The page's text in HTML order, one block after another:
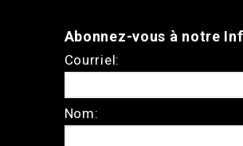
Abonnez-vous à notre
Courriel:
Nom: